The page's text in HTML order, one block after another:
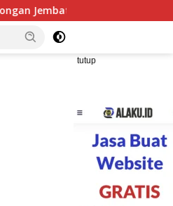
Cafe : Potret
tutup